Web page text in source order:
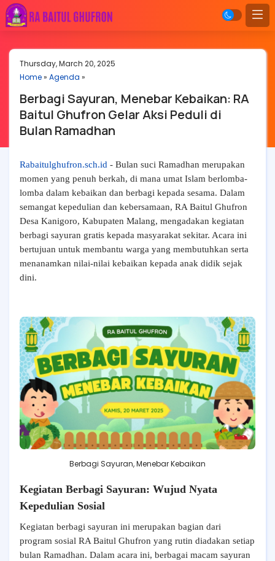
Thursday, March 20, 2025
Home» Agenda »
Berbagi Sayuran, Menebar Kebaikan: RA
Baitul Ghufron Gelar Aksi Peduli di
Bulan Ramadhan
Rabaitulghufron.sch.id - Bulan suci Ramadhan merupakan
momen yang penuh berkah, di mana umat Islam berlomba-
lomba dalam kebaikan dan berbagi kepada sesama. Dalam
semangat kepedulian dan kebersamaan, RA Baitul Ghufron
Desa Kanigoro, Kabupaten Malang, mengadakan kegiatan
berbagi sayuran gratis kepada masyarakat sekitar. Acara ini
bertujuan untuk membantu warga yang membutuhkan serta
menanamkan nilai-nilai kebaikan kepada anak didik sejak
dini.
Berbagi Sayuran, Menebar Kebaikan
Kegiatan Berbagi Sayuran: Wujud Nyata
Kepedulian Sosial
Kegiatan berbagi sayuran ini merupakan bagian dari
program sosial RA Baitul Ghufron yang rutin diadakan setiap
bulan Ramadhan. Dalam acara ini, berbagai macam sayuran